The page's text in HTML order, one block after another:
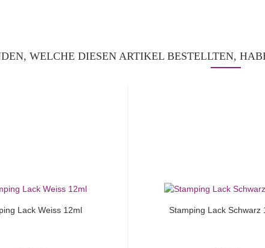
WELCHE DIESEN ARTIKEL BESTELLTEN,
Lack Weiss 12ml Stamping Lack Schwarz